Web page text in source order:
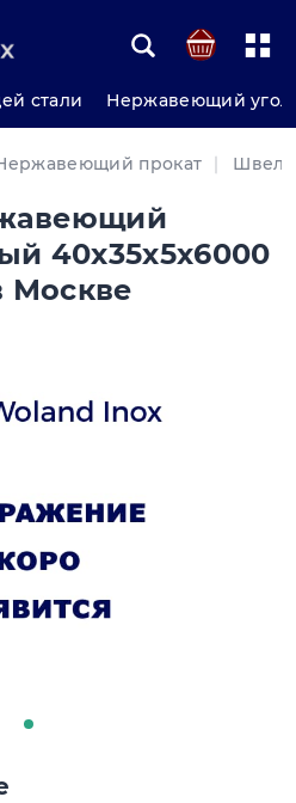
стали Нержавеющий
прокат
40х35х5х6000
Москве